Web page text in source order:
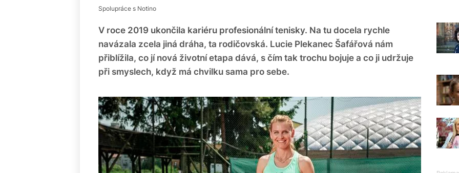
Spolupráce s Notino
V roce 2019 ukončila kariéru profesionální tenisky. Na tu docela rychle
navázala zcela jiná dráha, ta rodičovská. Lucie Plekanec Šafářová nám
přiblížila, co jí nová životní etapa dává, s čím tak trochu bojuje a co ji udržuje
při smyslech, když má chvilku sama pro sebe.